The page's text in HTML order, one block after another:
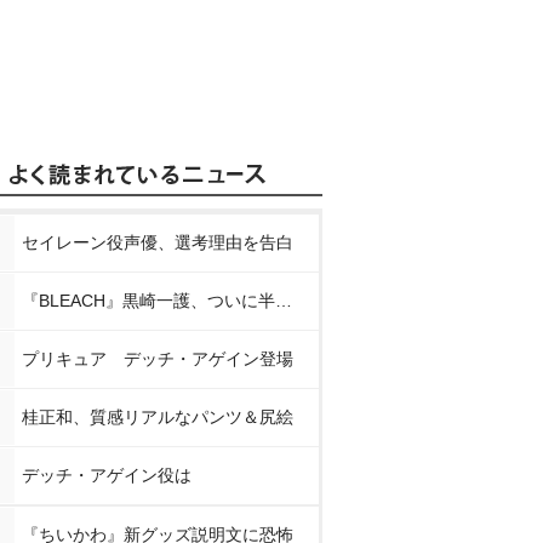
セイレーン役声優、選考理由を告白
『BLEACH』黒崎一護、ついに半虚化
プリキュア デッチ・アゲイン登場
桂正和、質感リアルなパンツ＆尻絵
デッチ・アゲイン役は
『ちいかわ』新グッズ説明文に恐怖